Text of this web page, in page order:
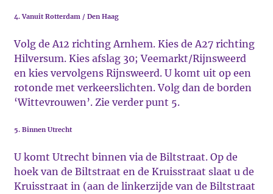
4. Vanuit Rotterdam / Den Haag
Volg de A12 richting Arnhem. Kies de A27 richting
Hilversum. Kies afslag 30; Veemarkt/Rijnsweerd
en kies vervolgens Rijnsweerd. U komt uit op een
rotonde met verkeerslichten. Volg dan de borden
‘Wittevrouwen’. Zie verder punt 5.
5. Binnen Utrecht
U komt Utrecht binnen via de Biltstraat. Op de
hoek van de Biltstraat en de Kruisstraat slaat u de
Kruisstraat in (aan de linkerzijde van de Biltstraat